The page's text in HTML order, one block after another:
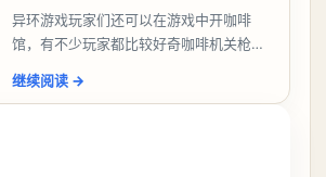
异环游戏玩家们还可以在游戏中开咖啡
馆，有不少玩家都比较好奇咖啡机关枪应
机关枪攻略。异环咖啡机关枪怎么过一、
继续阅读 →